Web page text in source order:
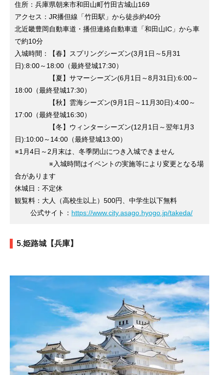
住所：兵庫県朝来市和田山町竹田古城山169
アクセス：JR播但線「竹田駅」から徒歩約40分
北近畿豊岡自動車道・播但連絡自動車道「和田山IC」から車
で約10分
入城時間：【春】スプリングシーズン(3月1日～5月31
日):8:00～18:00（最終登城17:30）
【夏】サマーシーズン(6月1日～8月31日):6:00～
18:00（最終登城17:30）
【秋】雲海シーズン(9月1日～11月30日):4:00～
17:00（最終登城16:30）
【冬】ウィンターシーズン(12月1日～翌年1月3
日):10:00～14:00（最終登城13:00）
※1月4日～2月末は、冬季閉山につき入城できません
※入城時間はイベントの実施等により変更となる場
合があります
休城日：不定休
観覧料：大人（高校生以上）500円、中学生以下無料
公式サイト： https://www.city.asago.hyogo.jp/takeda/
5.姫路城【兵庫】